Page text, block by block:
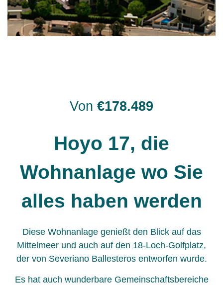
Von €178.489
Hoyo 17, die
Wohnanlage wo Sie
alles haben werden
Diese Wohnanlage genießt den Blick auf das
Mittelmeer und auch auf den 18-Loch-Golfplatz,
der von Severiano Ballesteros entworfen wurde.
Es hat auch wunderbare Gemeinschaftsbereiche